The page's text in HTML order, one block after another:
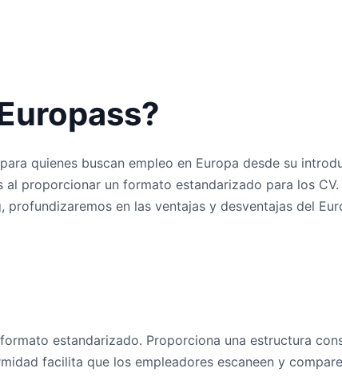
quienes buscan empleo en Europa desde su
proporcionar un formato estandarizado para los
en las ventajas y desventajas del
estandarizado. Proporciona una estructura
facilita que los empleadores escaneen y